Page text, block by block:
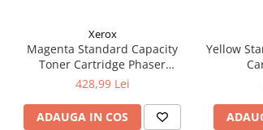
Xerox
Magenta Standard Capacity
Toner Cartridge Phaser
6510/WorkCentre 6515
428,99 Lei
ADAUGA IN COS
Yellow